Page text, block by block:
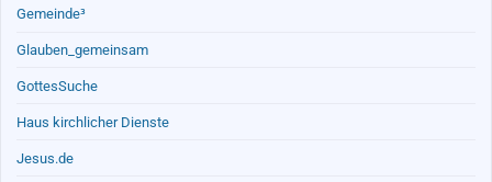
Gemeinde³
Glauben_gemeinsam
GottesSuche
Haus kirchlicher Dienste
Jesus.de